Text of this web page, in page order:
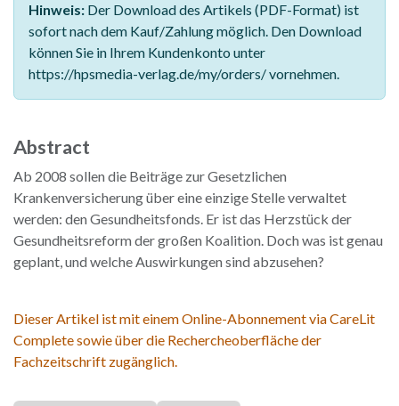
Hinweis: Der Download des Artikels (PDF-Format) ist
sofort nach dem Kauf/Zahlung möglich. Den Download
können Sie in Ihrem Kundenkonto unter
https://hpsmedia-verlag.de/my/orders/ vornehmen.
Abstract
Ab 2008 sollen die Beiträge zur Gesetzlichen
Krankenversicherung über eine einzige Stelle verwaltet
werden: den Gesundheitsfonds. Er ist das Herzstück der
Gesundheitsreform der großen Koalition. Doch was ist genau
geplant, und welche Auswirkungen sind abzusehen?
Dieser Artikel ist mit einem Online-Abonnement via CareLit
Complete sowie über die Rechercheoberfläche der
Fachzeitschrift zugänglich.